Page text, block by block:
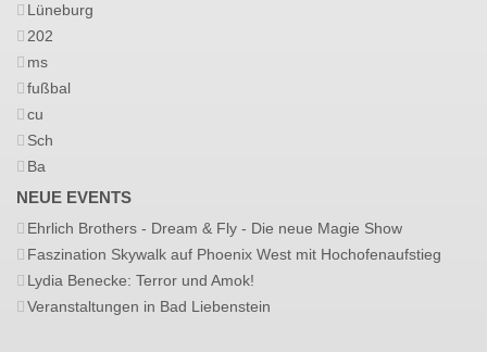
Lüneburg
202
ms
fußbal
cu
Sch
Ba
NEUE EVENTS
Ehrlich Brothers - Dream & Fly - Die neue Magie Show
Faszination Skywalk auf Phoenix West mit Hochofenaufstieg
Lydia Benecke: Terror und Amok!
Veranstaltungen in Bad Liebenstein